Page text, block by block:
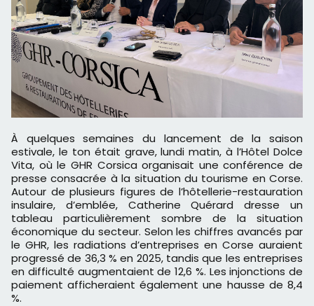
À quelques semaines du lancement de la saison
estivale, le ton était grave, lundi matin, à l’Hôtel Dolce
Vita, où le GHR Corsica organisait une conférence de
presse consacrée à la situation du tourisme en Corse.
Autour de plusieurs figures de l’hôtellerie-restauration
insulaire, d’emblée, Catherine Quérard dresse un
tableau particulièrement sombre de la situation
économique du secteur. Selon les chiffres avancés par
le GHR, les radiations d’entreprises en Corse auraient
progressé de 36,3 % en 2025, tandis que les entreprises
en difficulté augmentaient de 12,6 %. Les injonctions de
paiement afficheraient également une hausse de 8,4
%.